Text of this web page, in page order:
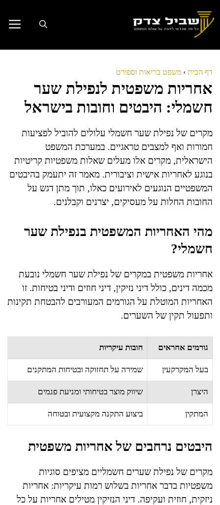
לתוכן
דף הבית › משפט בריאות וספורט
אחריות משפטית לנפילת שער
חשמלי: היבטים וחובות בישראל
מקרים של נפילת שער חשמלי עלולים להוביל לפציעות
חמורות ואף למצבים טראגיים. במערכת המשפט
הישראלית, מקרים אלו מעלים שאלות משפטיות קריטיות
בנוגע לאחריות אישית וציבורית. מאמר זה יתעמק בהיבטים
המשפטיים הנוגעים לאירועים כאלו, תוך מתן דגש על
החובות החלות על מעסיקים, יצרנים וקבלנים.
מהי האחריות המשפטית בנפילת שער
חשמלי?
אחריות משפטית במקרים של נפילת שער חשמלי נובעת
מכמה דינים, כולל דיני נזיקין, דיני חוזים ודיני בטיחות. זו
האחריות המוטלת על הגורמים המעורבים להבטחת תקינות
ותפעול תקין של השערים.
גורמים אחראים חובות עיקריות
בעל המקרקעין שמירה על תחזוקה ובטיחות המתקנים
היצרן שיווק מוצר בטיחותי ומניעת פגמים
המתקין ביצוע התקנה מקצועית ובטוחה
היבטים נרחבים של אחריות משפטית
מקרים של נפילת שערים חשמליים מציפים סוגיות
משפטיות בדבר אחריות בשלוש רמות עיקריות: אחריות
ניזקית, חוזית ועקיפה. דיני הנזיקין מטילים אחריות על כל